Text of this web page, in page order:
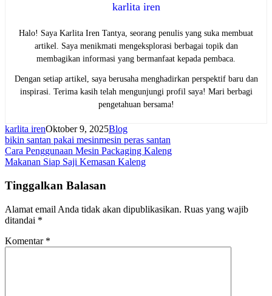
karlita iren
Halo! Saya Karlita Iren Tantya, seorang penulis yang suka membuat
artikel. Saya menikmati mengeksplorasi berbagai topik dan
membagikan informasi yang bermanfaat kepada pembaca.
Dengan setiap artikel, saya berusaha menghadirkan perspektif baru dan
inspirasi. Terima kasih telah mengunjungi profil saya! Mari berbagi
pengetahuan bersama!
karlita irenOktober 9, 2025Blog
bikin santan pakai mesinmesin peras santan
Navigasi
pos
Cara Penggunaan Mesin Packaging Kaleng
Makanan Siap Saji Kemasan Kaleng
Tinggalkan Balasan
Alamat email Anda tidak akan dipublikasikan. Ruas yang wajib
ditandai *
Komentar *